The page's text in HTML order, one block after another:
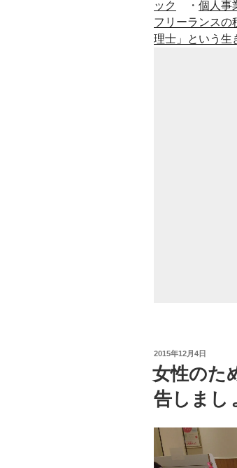
主
が
12
ら
必
須！”
の
ック
・ 個人事
フリーランスの
理士」という生
投
稿
日:
2015年12月4日
女性のた
告しまし